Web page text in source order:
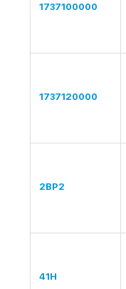
1737100000
1737120000
2BP2
41H